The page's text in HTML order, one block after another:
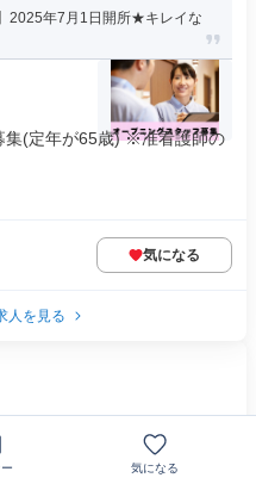
2025年7月1日開所★キレイな
(定年が65歳) ※准看護師の
気になる
人を見る
】駅直結で通勤ラクラク/日
気になる